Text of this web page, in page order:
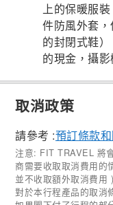
上的保暖服
件防風外套
的封閉式鞋
的現金，攝影
取消政策
請參考 :預訂條款
注意: FIT TRAVEL 將
商需要收取取消費用的
並不收取額外取消費用
對於本行程產品的取消